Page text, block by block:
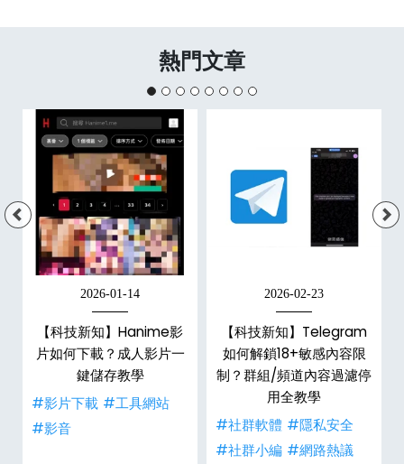
熱門文章
2026-01-14
【科技新知】Hanime影
片如何下載？成人影片一
鍵儲存教學
#影片下載 #工具網站
#影音
2026-02-23
【科技新知】Telegram
如何解鎖18+敏感內容限
制？群組/頻道內容過濾停
用全教學
#社群軟體 #隱私安全
#社群小編 #網路熱議